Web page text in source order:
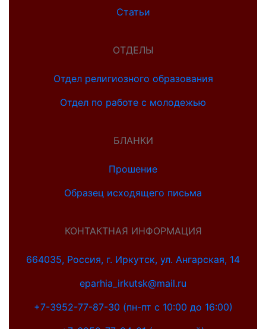
Статьи
ОТДЕЛЫ
Отдел религиозного образования
Отдел по работе с молодежью
БЛАНКИ
Прошение
Образец исходящего письма
КОНТАКТНАЯ ИНФОРМАЦИЯ
664035, Россия, г. Иркутск, ул. Ангарская, 14
eparhia_irkutsk@mail.ru
+7-3952-77-87-30 (пн-пт с 10:00 до 16:00)